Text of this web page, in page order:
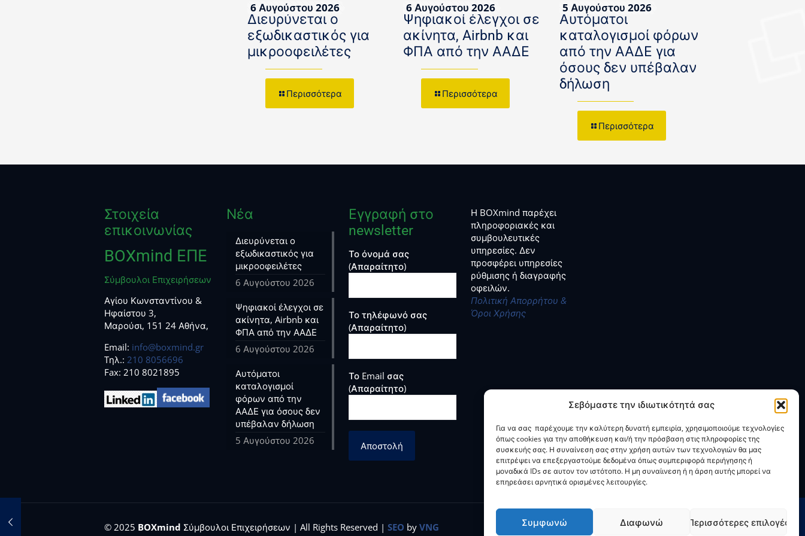
Σεβόμαστε την ιδιωτικότητά σας
Για να σας παρέχουμε την καλύτερη δυνατή εμπειρία, χρησιμοποιούμε τεχνολογίες
όπως cookies για την αποθήκευση και/ή την πρόσβαση στις πληροφορίες της
συσκευής σας. Η συναίνεση σας στην χρήση αυτών των τεχνολογιών θα μας
επιτρέψει να επεξεργαστούμε δεδομένα όπως συμπεριφορά περιήγησης ή
μοναδικά IDs σε αυτον τον ιστότοπο. Η μη συναίινεση ή η άρση αυτής μπορεί να
επηρεάσει αρνητικά ορισμένες λειτουργίες.
Συμφωνώ Διαφωνώ Περισσότερες επιλογές
6 Αυγούστου 2026
Διευρύνεται ο
εξωδικαστικός για
μικροοφειλέτες
Περισσότερα
6 Αυγούστου 2026
Ψηφιακοί έλεγχοι σε
ακίνητα, Airbnb και
ΦΠΑ από την ΑΑΔΕ
Περισσότερα
5 Αυγούστου 2026
Αυτόματοι
καταλογισμοί φόρων
από την ΑΑΔΕ για
όσους δεν υπέβαλαν
δήλωση
Περισσότερα
Στοιχεία
επικοινωνίας
BOXmind ΕΠΕ
Σύμβουλοι Επιχειρήσεων
Αγίου Κωνσταντίνου &
Ηφαίστου 3,
Μαρούσι, 151 24 Αθήνα,
Email: info@boxmind.gr
Tηλ.: 210 8056696
Fax: 210 8021895
Νέα
Διευρύνεται ο
εξωδικαστικός για
μικροοφειλέτες
6 Αυγούστου 2026
Ψηφιακοί έλεγχοι σε
ακίνητα, Airbnb και
ΦΠΑ από την ΑΑΔΕ
6 Αυγούστου 2026
Αυτόματοι
καταλογισμοί
φόρων από την
ΑΑΔΕ για όσους δεν
υπέβαλαν δήλωση
5 Αυγούστου 2026
Εγγραφή στο
newsletter
Το όνομά σας
(Απαραίτητο)
Το τηλέφωνό σας
(Απαραίτητο)
Το Email σας
(Απαραίτητο)
Η BOXmind παρέχει
πληροφοριακές και
συμβουλευτικές
υπηρεσίες. Δεν
προσφέρει υπηρεσίες
ρύθμισης ή διαγραφής
οφειλών.
Πολιτική Απορρήτου &
Όροι Χρήσης
© 2025 BOXmind Σύμβουλοι Επιχειρήσεων | All Rights Reserved | SEO by VNG